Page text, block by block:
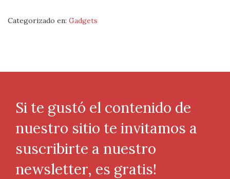
Categorizado en: Gadgets
Si te gustó el contenido de
nuestro sitio te invitamos a
suscribirte a nuestro
newsletter, es gratis!